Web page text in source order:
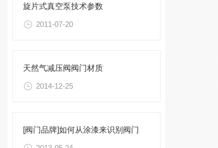
旋片式真空泵技术参数
2011-07-20
天然气减压阀阀门材质
2014-12-25
[阀门品牌]如何从涂漆来识别阀门